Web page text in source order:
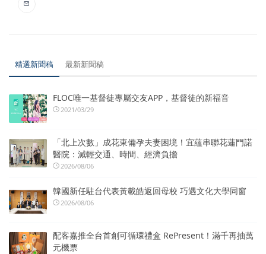
精選新聞稿 最新新聞稿
FLOC唯一基督徒專屬交友APP，基督徒的新福音
2021/03/29
「北上次數」成花東備孕夫妻困境！宜蘊串聯花蓮門諾
醫院：減輕交通、時間、經濟負擔
2026/08/06
韓國新任駐台代表黃載皓返回母校 巧遇文化大學同窗
2026/08/06
配客嘉推全台首創可循環禮盒 RePresent！滿千再抽萬
元機票